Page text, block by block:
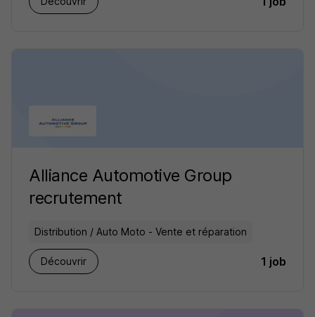
Alliance Automotive Group
recrutement
Distribution / Auto Moto - Vente et réparation
Découvrir 1 job